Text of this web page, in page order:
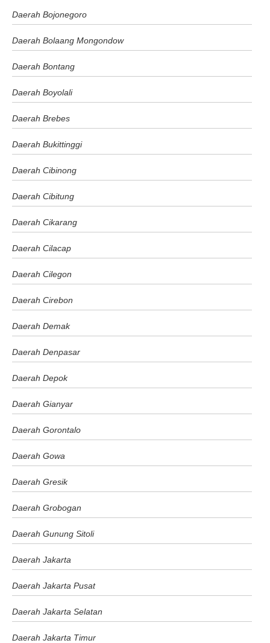
Daerah Bojonegoro
Daerah Bolaang Mongondow
Daerah Bontang
Daerah Boyolali
Daerah Brebes
Daerah Bukittinggi
Daerah Cibinong
Daerah Cibitung
Daerah Cikarang
Daerah Cilacap
Daerah Cilegon
Daerah Cirebon
Daerah Demak
Daerah Denpasar
Daerah Depok
Daerah Gianyar
Daerah Gorontalo
Daerah Gowa
Daerah Gresik
Daerah Grobogan
Daerah Gunung Sitoli
Daerah Jakarta
Daerah Jakarta Pusat
Daerah Jakarta Selatan
Daerah Jakarta Timur